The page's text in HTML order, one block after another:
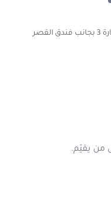
من يقيّم.